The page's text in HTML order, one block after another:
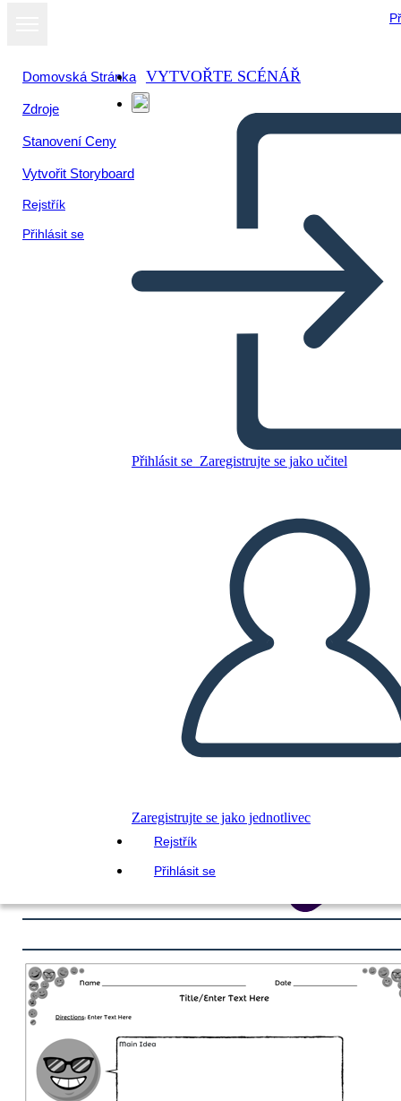
Domovská Stránka
Zdroje
Stanovení Ceny
Vytvořit Storyboard
Rejstřík
Přihlásit se
VYTVOŘTE SCÉNÁŘ
Přihlásit se Zaregistrujte se jako učitel
Zaregistrujte se jako jednotlivec
Rejstřík
Přihlásit se
Zkopírujte tento scénář
PŘEHRÁT PREZENTACI
PŘEČTI MI
Zobrazit jako
prezentaci